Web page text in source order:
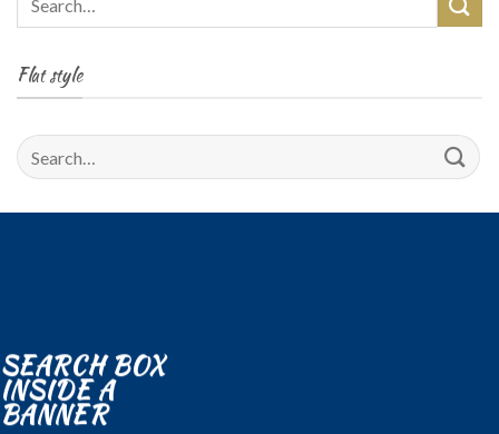
Flat style
Search
for:
SEARCH BOX
INSIDE A
BANNER